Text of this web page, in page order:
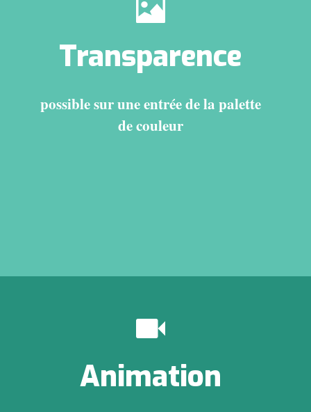
Transparence
possible sur une entrée de la palette
de couleur
Animation